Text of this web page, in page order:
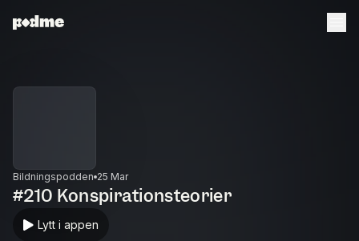
Bildningspodden 25 Mar
#210 Konspirationsteorier
Lytt i appen